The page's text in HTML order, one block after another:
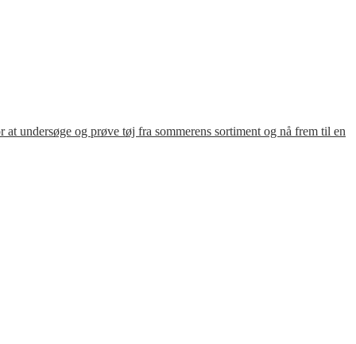
undersøge og prøve tøj fra sommerens sortiment og nå frem til en